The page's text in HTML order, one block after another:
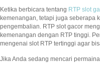
Ketika berbicara tentang RTP slot
kemenangan, tetapi juga seberapa
pengembalian. RTP slot gacor
kemenangan dengan RTP tinggi.
mengenai slot RTP tertinggi agar
Jika Anda sedang mencari